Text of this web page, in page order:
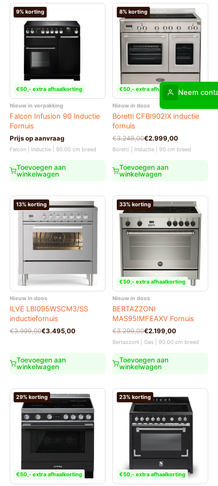
€50,- extra afhaalkorting
9% korting
Nieuw in verpakking
Falcon Infusion 90 Inductie
Fornuis
Prijs op aanvraag
Falcon | Inductie | 90.00 cm breed
Toevoegen aan
winkelwagen
€50,- extra afhaalkorting
8% korting
Nieuw in doos
Boretti CFBI902IX inductie
fornuis
€3.249,00
Oorspronkelijke
prijs
€2.999,00
Huidige
prijs
Boretti | Inductie | 90 cm breed
Toevoegen aan
winkelwagen
13% korting
Nieuw in doos
ILVE LBI095WSCM3/SS
inductiefornuis
€3.999,00
Oorspronkelijke
€3.495,00
Huidige
Toevoegen aan
winkelwagen
€50,- extra afhaalkorting
33% korting
Nieuw in doos
BERTAZZONI
MAS95IMFEAXV Fornuis
€3.299,00
Oorspronkelijke
prijs
€2.199,00
Huidige
prijs
Bertazzoni | Gas | 90.00 cm breed
Toevoegen aan
winkelwagen
€50,- extra afhaalkorting
29% korting
€50,- extra afhaalkorting
23% korting
Neem